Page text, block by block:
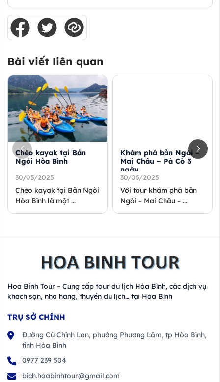
Bài viết liên quan
Chèo kayak tại Bản
Ngòi Hòa Bình
30/05/2025
Chèo kayak tại Bản Ngòi
Hòa Bình là một ...
Khám phá bản Ngòi –
Mai Châu – Pà Cò 3
ngày
30/05/2025
Với tour khám phá bản
Ngòi – Mai Châu – ...
Hoa Binh Tour – Cung cấp tour du lịch Hòa Bình, các dịch vụ
khách sạn, nhà hàng, thuyền du lịch… tại Hòa Bình
TRỤ SỞ CHÍNH
Đường Cù Chính Lan, phường Phương Lâm, tp Hòa Bình,
tỉnh Hòa Bình
0977 239 504
bich.hoabinhtour@gmail.com